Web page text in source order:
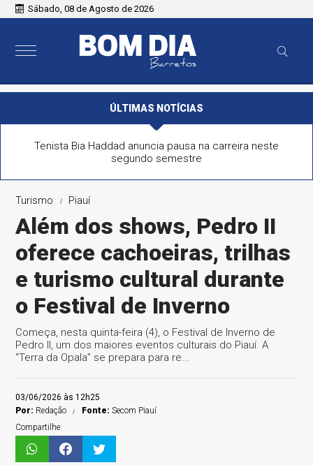
Sábado, 08 de Agosto de 2026
ÚLTIMAS NOTÍCIAS
Tenista Bia Haddad anuncia pausa na carreira neste
segundo semestre
Turismo Piauí
Além dos shows, Pedro II
oferece cachoeiras, trilhas
e turismo cultural durante
o Festival de Inverno
Começa, nesta quinta-feira (4), o Festival de Inverno de
Pedro II, um dos maiores eventos culturais do Piauí. A
“Terra da Opala” se prepara para re...
03/06/2026 às 12h25
Por: Redação Fonte:Secom Piauí
Compartilhe: